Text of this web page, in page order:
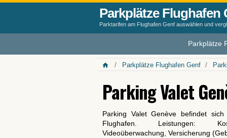
Parkplätze Flughafen
Parktarifen am Flughafen Genf auswählen und
Parkplätze
Parkplätze Flughafen Genf
Parking Valet
Parking Valet Genève befindet
Flughafen. Leistungen:
Videoüberwachung, Versicherung